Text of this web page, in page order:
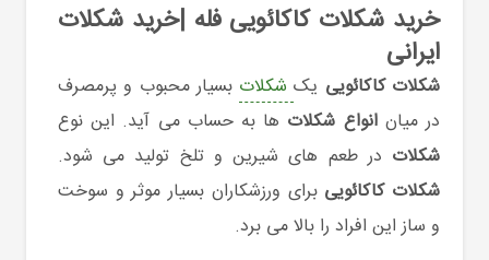
خرید شکلات کاکائویی فله |خرید شکلات
ایرانی
شکلات کاکائویی یکشکلات بسیار محبوب و پرمصرف
در میان انواع شکلات ها به حساب می آید. این نوع
شکلات در طعم های شیرین و تلخ تولید می شود.
شکلات کاکائویی برای ورزشکاران بسیار موثر و سوخت
و ساز این افراد را بالا می برد.